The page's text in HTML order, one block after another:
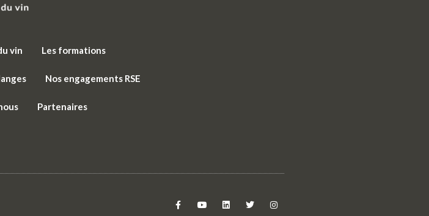
vin Les formations
Nos engagements RSE
Partenaires